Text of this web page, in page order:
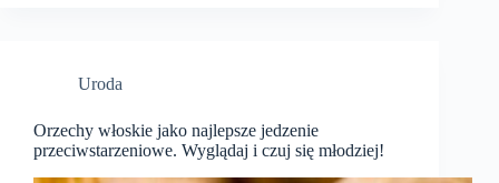
Uroda
Orzechy włoskie jako najlepsze jedzenie
przeciwstarzeniowe. Wyglądaj i czuj się młodziej!